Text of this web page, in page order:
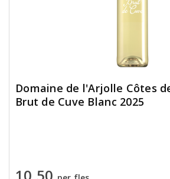
Domaine de l'Arjolle Côtes
Brut de Cuve Blanc 2025
10,50